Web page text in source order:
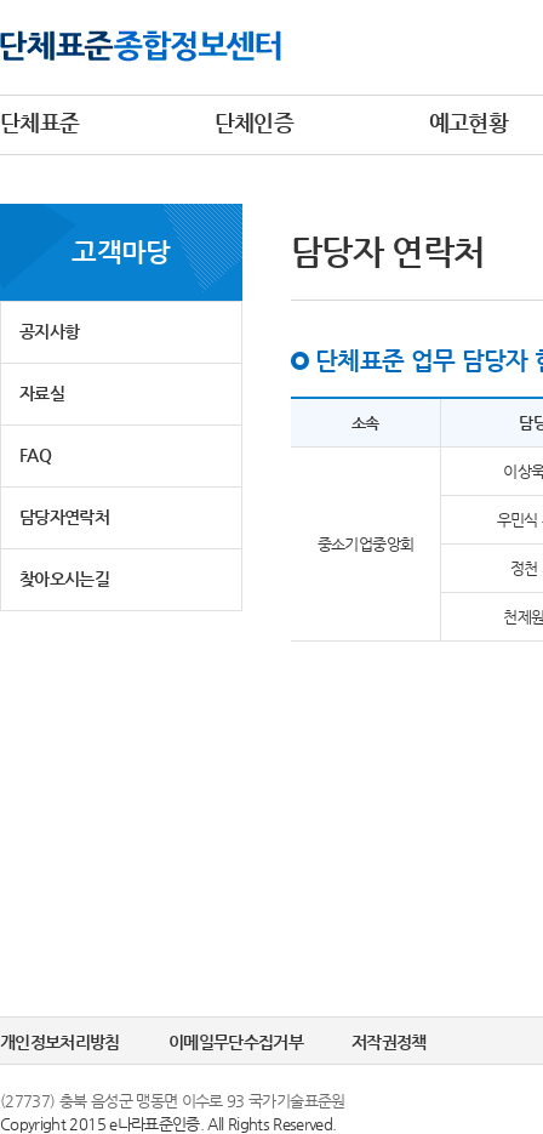
단체표준 단체인증 예고현황
고객마당
공지사항
자료실
FAQ
담당자연락처
찾아오시는길
담당자 연락처
단체표준 업무 담당자
소속 담
중소기업중앙회
이상
우민식
정천
천제
개인정보처리방침 이메일무단수집거부 저작권정책
(27737) 충북 음성군 맹동면 이수로 93 국가기술표준원
Copyright 2015 e나라표준인증. All Rights Reserved.